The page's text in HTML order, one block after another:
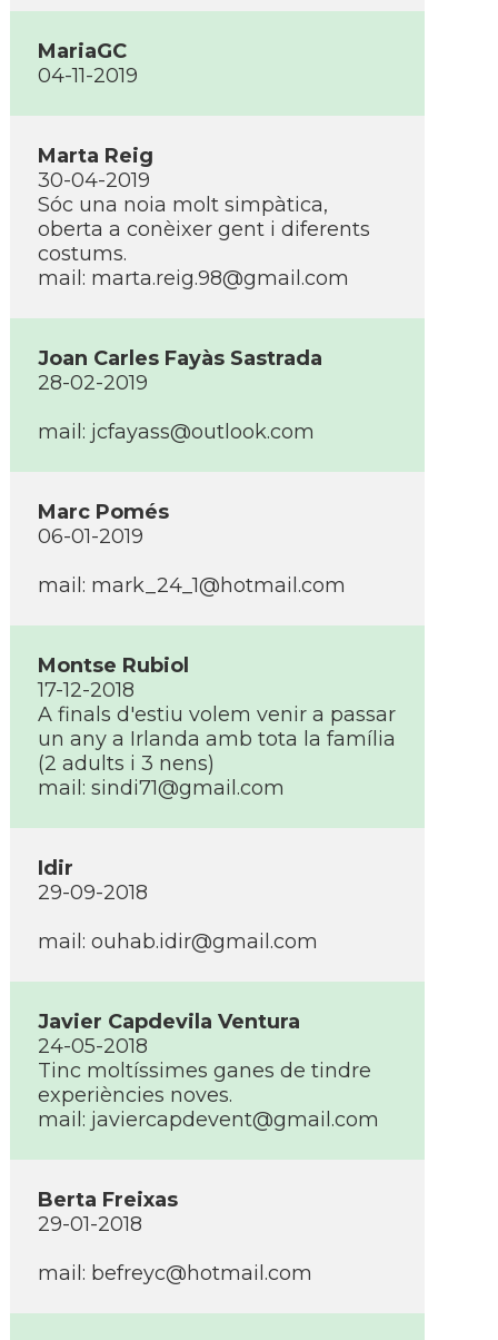
MariaGC
04-11-2019
Marta Reig
30-04-2019
Sóc una noia molt simpàtica,
oberta a conèixer gent i diferents
costums.
mail: marta.reig.98@gmail.com
Joan Carles Fayàs Sastrada
28-02-2019
mail: jcfayass@outlook.com
Marc Pomés
06-01-2019
mail: mark_24_1@hotmail.com
Montse Rubiol
17-12-2018
A finals d'estiu volem venir a passar
un any a Irlanda amb tota la famí­lia
(2 adults i 3 nens)
mail: sindi71@gmail.com
Idir
29-09-2018
mail: ouhab.idir@gmail.com
Javier Capdevila Ventura
24-05-2018
Tinc moltí­ssimes ganes de tindre
experiències noves.
mail: javiercapdevent@gmail.com
Berta Freixas
29-01-2018
mail: befreyc@hotmail.com